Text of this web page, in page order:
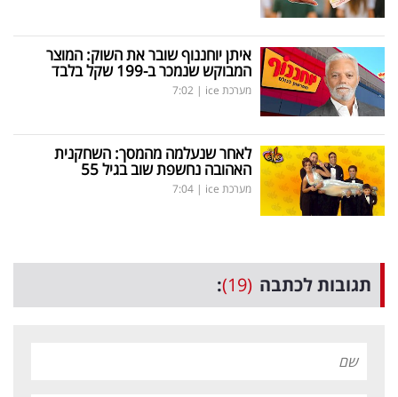
איתן יוחננוף שובר את השוק: המוצר
המבוקש שנמכר ב-199 שקל בלבד
מערכת ice |
7:02
לאחר שנעלמה מהמסך: השחקנית
האהובה נחשפת שוב בגיל 55
מערכת ice |
7:04
תגובות לכתבה (19)
: